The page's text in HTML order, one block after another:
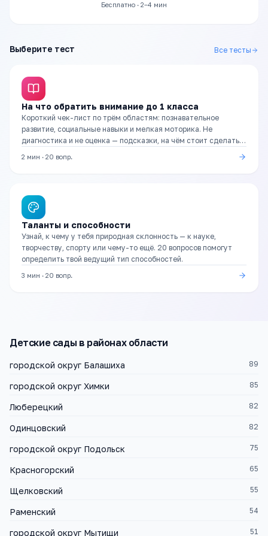
Бесплатно · 2–4 мин
Выберите тест Все тесты
На что обратить внимание до 1 класса
Короткий чек-лист по трём областям: познавательное
развитие, социальные навыки и мелкая моторика. Не
диагностика и не оценка — подсказки, на чём стоит сделать
2 мин · 20 вопр.
Таланты и способности
Узнай, к чему у тебя природная склонность — к науке,
творчеству, спорту или чему-то ещё. 20 вопросов помогут
определить твой ведущий тип способностей.
3 мин · 20 вопр.
Детские сады в районах области
городской округ Балашиха 89
городской округ Химки 85
Люберецкий 82
Одинцовский 82
городской округ Подольск 75
Красногорский 65
Щелковский 55
Раменский 54
городской округ Мытищи 51